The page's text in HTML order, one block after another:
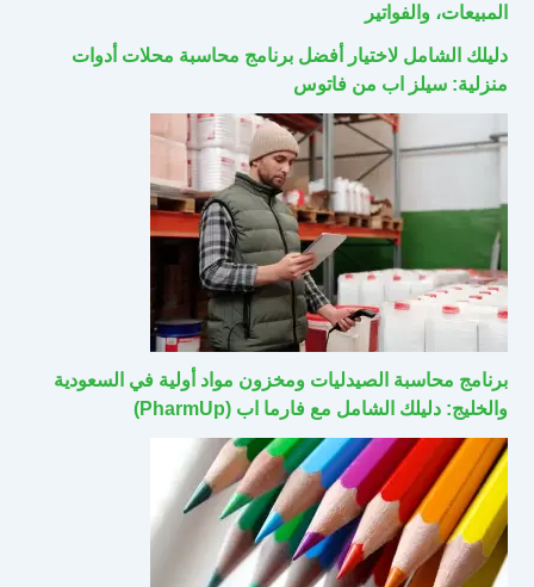
المبيعات، والفواتير
دليلك الشامل لاختيار أفضل برنامج محاسبة محلات أدوات
منزلية: سيلز اب من فاتوس
برنامج محاسبة الصيدليات ومخزون مواد أولية في السعودية
والخليج: دليلك الشامل مع فارما اب (PharmUp)